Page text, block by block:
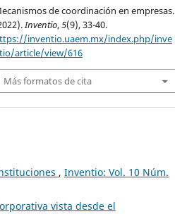
de coordinación en empresas.
Inventio,5(9), 33-40.
inventio.uaem.mx/index.php/inve
article/view/616
Más formatos de cita
, Inventio: Vol. 10 Núm.
vista desde el